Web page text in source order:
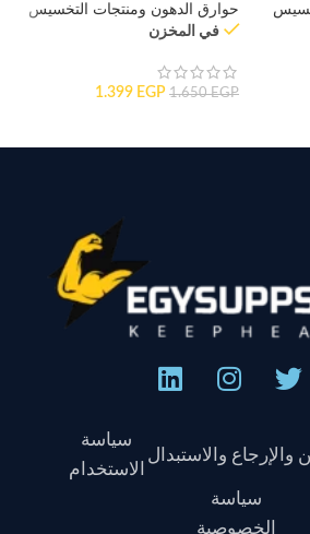
حوارق الدهون ومنتجات التخسيس
في المخزن
1.650EGP
1.399 EGP
والاستبدال
سياسة
الاستخدام
سياسة
الخصوصية